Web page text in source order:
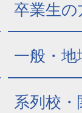
卒業生の
一般・地
系列校